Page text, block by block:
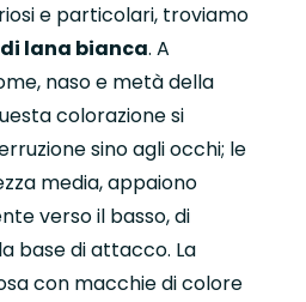
e particolari, troviamo
lana bianca. A
naso e metà della
colorazione si
sino agli occhi; le
media, appaiono
verso il basso, di
base di attacco. La
con macchie di colore